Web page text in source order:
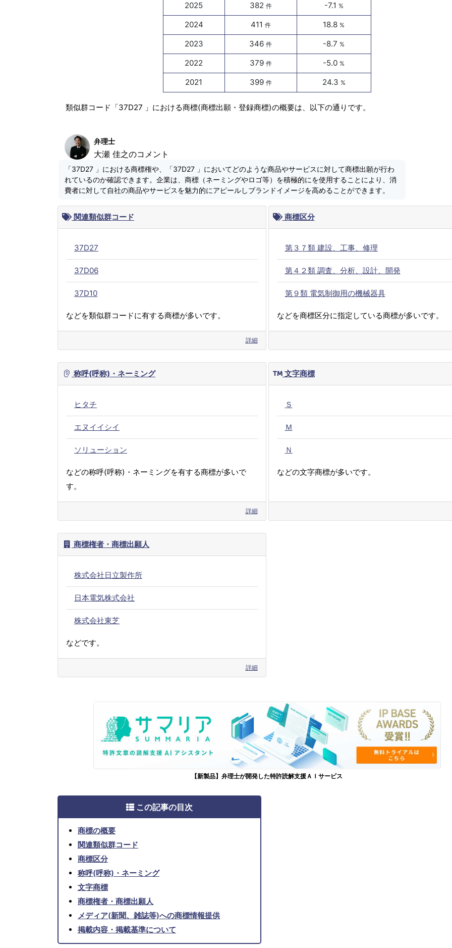
2025
382 件 -7.1 %
2024 411 件 18.8 %
2023 346件 -8.7 %
2022 379 件 -5.0 %
2021 399 件 24.3 %
類似群コード「37D27 」における商標(商標出願・登録商標)の概要は、以下の通りです。
弁理士
大瀬 佳之のコメント
「37D27 」における商標権や、「37D27 」においてどのような商品やサービスに対して商標出願が行わ
れているのか確認できます。企業は、商標（ネーミングやロゴ等）を積極的にを使用することにより、消
費者に対して自社の商品やサービスを魅力的にアピールしブランドイメージを高めることができます。
関連類似群コード
37D27
37D06
37D10
などを類似群コードに有する商標が多いです。
詳細
商標区分
第３７類 建設、工事、修理
第４２類 調査、分析、設計、開発
第９類 電気制御用の機械器具
などを商標区分に指定している商標が多いです。
称呼(呼称)・ネーミング
ヒタチ
エヌイイシイ
ソリューション
などの称呼(呼称)・ネーミングを有する商標が多いで
す。
詳細
文字商標
Ｓ
Ｍ
Ｎ
などの文字商標が多いです。
商標権者・商標出願人
株式会社日立製作所
日本電気株式会社
株式会社東芝
などです。
詳細
【新製品】弁理士が開発した特許読解支援ＡＩサービス
この記事の目次
商標の概要
関連類似群コード
商標区分
称呼(呼称)・ネーミング
文字商標
商標権者・商標出願人
メディア(新聞、雑誌等)への商標情報提供
掲載内容・掲載基準について